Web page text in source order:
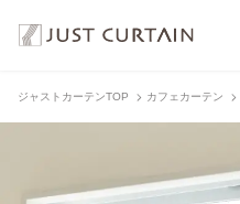
ジャストカーテンTOP カフェカーテン